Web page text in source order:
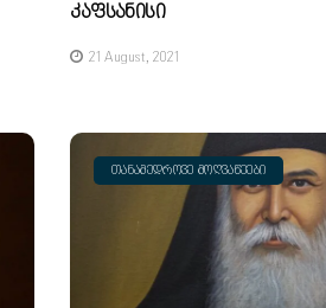
Კაფსანისი
21 August, 2021
ᲗᲐᲜᲐᲛᲔᲓᲠᲝᲕᲔ ᲛᲝᲦᲕᲐᲬᲔᲔᲑᲘ